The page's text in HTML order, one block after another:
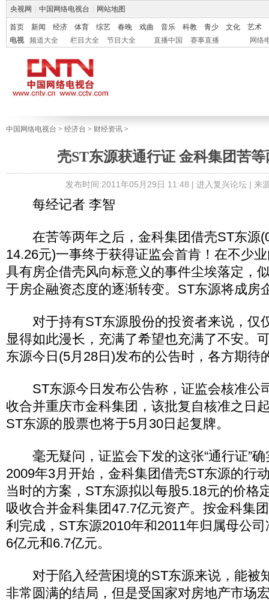
央视网 中国网络电视台 网站地图
首页 新闻 经济 体育 综艺 春晚 戏曲 音乐 科教 青少 文化
艺术
电视
频道大全 栏目大全 节目大全 直播中国 赛事直播 网络
中国网络电视台 > 经济台 > 财经资讯 >
壳ST东源获通行证 金科集团苦
发布时间:2011年05月29日 11:48 | 进入复兴论坛| 来
每经记者 李智
在苦等两年之后，金科集团借壳ST东源
14.26元)一事终于获得证监会首肯！在不少
具有房企借壳风向标意义的事件尘埃落定，
于房企融资态度的逐渐转变。ST东源将成房
对于持有ST东源股份的投资者来说，仅
显得如此漫长，充满了希望也充满了不安。
东源今日(5月28日)发布的公告时，各方期待
ST东源今日发布公告称，证监会核准公
收合并重庆市金科集团，该批复自核准之日
ST东源的股票也将于5月30日起复牌。
毫无疑问，证监会下发的这张“通行证”确
2009年3月开始，金科集团借壳ST东源的行
当时的方案，ST东源拟以每股5.18元的价格
吸收合并金科集团47.7亿元资产。按金科集
利完成，ST东源2010年和2011年归属母公
6亿元和6.7亿元。
对于陷入经营困境的ST东源来说，能被
非常圆满的结局，但是受国家对房地产市场